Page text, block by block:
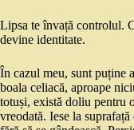
Lipsa te învață controlul.
devine identitate.
În cazul meu, sunt puține
boala celiacă, aproape
totuși, există doliu pentru
vreodată. Iese la